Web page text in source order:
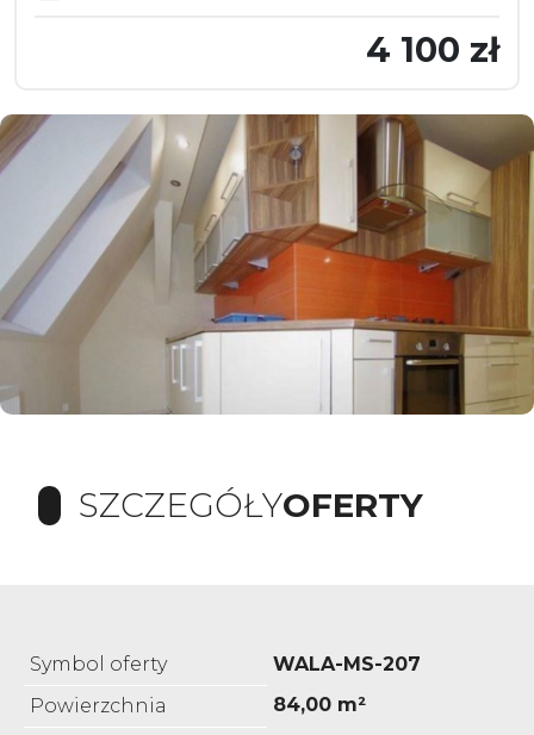
4 100 zł
SZCZEGÓŁYOFERTY
Symbol oferty
WALA-MS-207
Powierzchnia
84,00 m²